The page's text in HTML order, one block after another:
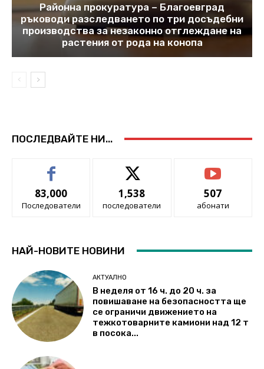
Районна прокуратура – Благоевград
ръководи разследването по три досъдебни
производства за незаконно отглеждане на
растения от рода на конопа
ПОСЛЕДВАЙТЕ НИ...
83,000
Последователи
1,538
последователи
507
абонати
НАЙ-НОВИТЕ НОВИНИ
АКТУАЛНО
В неделя от 16 ч. до 20 ч. за
повишаване на безопасността ще
се ограничи движението на
тежкотоварните камиони над 12 т
в посока...